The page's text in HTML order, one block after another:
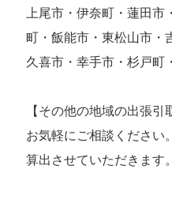
上尾市・伊奈町・蓮田
町・飯能市・東松山市・
久喜市・幸手市・杉戸町
【その他の地域の出張引
お気軽にご相談ください
算出させていただきます。